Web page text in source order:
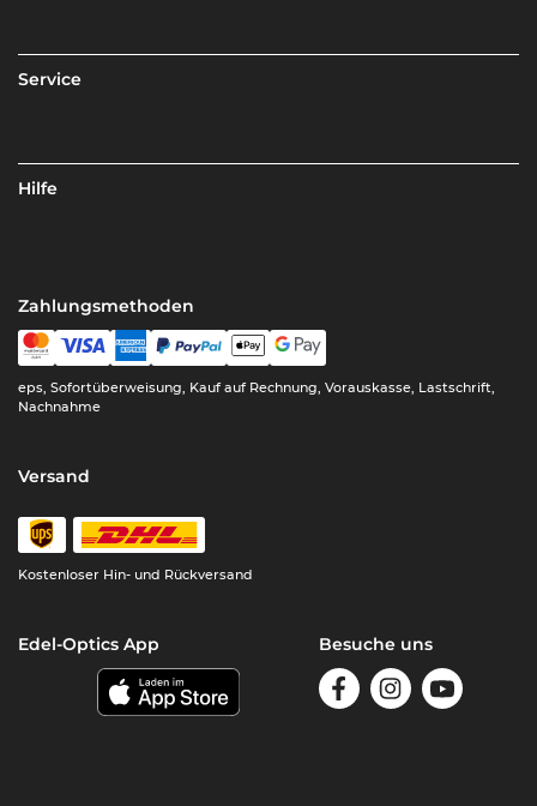
Service
Hilfe
Zahlungsmethoden
eps, Sofortüberweisung, Kauf auf Rechnung, Vorauskasse, Lastschrift,
Nachnahme
Versand
Kostenloser Hin- und Rückversand
Edel-Optics App Besuche uns